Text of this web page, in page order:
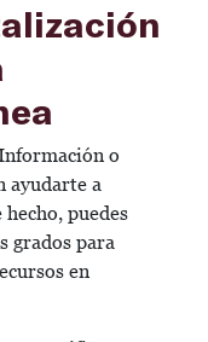
o
ayudarte a
puedes
grados para
en